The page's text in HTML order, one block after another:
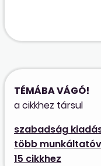
TÉMÁBA VÁGÓ!
a cikkhez társul
szabadság
több
15 cikkhez